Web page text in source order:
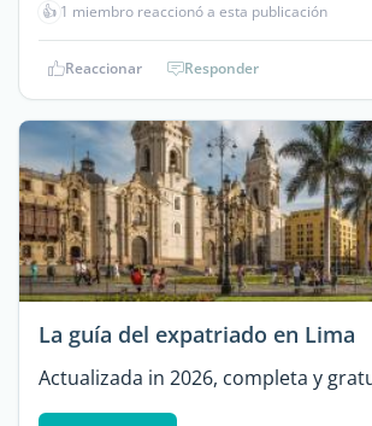
👍 1 miembro reaccionó a esta publicación
Reaccionar Responder
La guía del expatriado en Lima
Actualizada in 2026, completa y